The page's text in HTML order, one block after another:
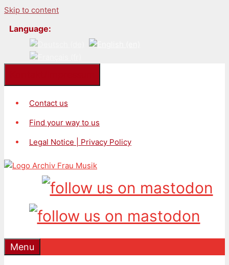
Skip to content
Language:
Contact us
Find your way to us
Legal Notice | Privacy Policy
Menu